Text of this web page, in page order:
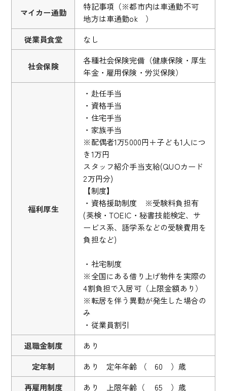
マイカー通勤
特記事項（※都市内は車通勤不可
地方は車通勤ok ）
従業員食堂
なし
社会保険
各種社会保険完備（健康保険・厚生
年金・雇用保険・労災保険）
福利厚生
・赴任手当
・資格手当
・住宅手当
・家族手当
※配偶者1万5000円＋子ども1人につ
き1万円
スタッフ紹介手当支給(QUOカード
2万円分)
【制度】
・資格援助制度 ※受験料負担有
(英検・TOEIC・秘書技能検定、サ
ービス系、語学系などの受験費用を
負担など)
・社宅制度
※全国にある借り上げ物件を実際の
4割負担で入居可（上限金額あり）
※転居を伴う異動が発生した場合の
み
・従業員割引
退職金制度
あり
定年制
あり 定年年齢 （ 60 ）歳
再雇用制度
あり 上限年齢（ 65 ）歳